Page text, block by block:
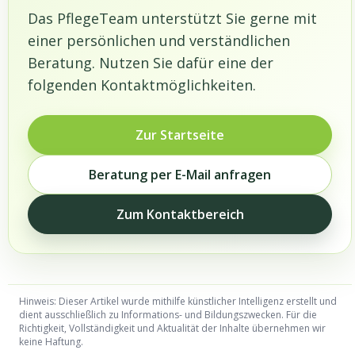
Das PflegeTeam unterstützt Sie gerne mit
einer persönlichen und verständlichen
Beratung. Nutzen Sie dafür eine der
folgenden Kontaktmöglichkeiten.
Zur Startseite
Beratung per E-Mail anfragen
Zum Kontaktbereich
Hinweis: Dieser Artikel wurde mithilfe künstlicher Intelligenz erstellt und
dient ausschließlich zu Informations- und Bildungszwecken. Für die
Richtigkeit, Vollständigkeit und Aktualität der Inhalte übernehmen wir
keine Haftung.